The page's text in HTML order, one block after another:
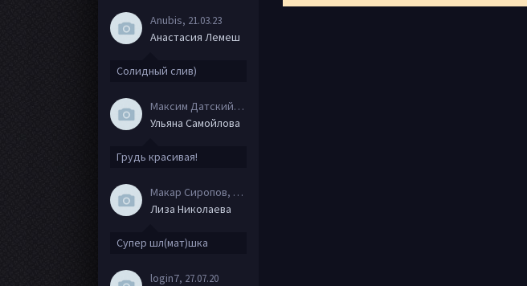
Anubis, 21.03.23
Анастасия Лемеш
Солидный слив)
Максим Датский
, 15.08.20
Ульяна Самойлова
Грудь красивая!
Макар Сиропов, 08.08.20
Лиза Николаева
Супер шл(мат)шка
login7, 27.07.20